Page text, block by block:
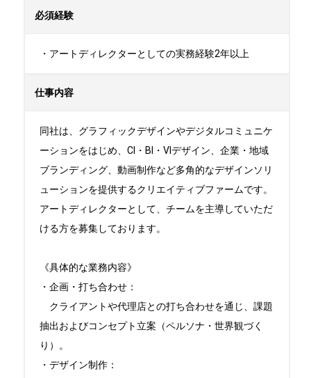
必須経験
・アートディレクターとしての実務経験2年以上
仕事内容
同社は、グラフィックデザインやデジタルコミュニケ
ーションをはじめ、CI・BI・VIデザイン、企業・地域
ブランディング、動画制作など多角的なデザインソリ
ューションを提供するクリエイティブファームです。
アートディレクターとして、チームを主導していただ
ける方を募集しております。
《具体的な業務内容》
・企画・打ち合わせ：
クライアントや代理店との打ち合わせを通じ、課題
抽出およびコンセプト立案（ペルソナ・世界観づく
り）。
・デザイン制作：